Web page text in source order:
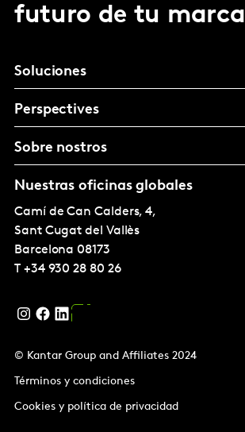
futuro de tu marca
Soluciones
Perspectives
Sobre nostros
Nuestras oficinas globales
Camí de Can Calders, 4,
Sant Cugat del Vallès
Barcelona 08173
T +34 930 28 80 26
© Kantar Group and Affiliates 2024
Términos y condiciones
Cookies y política de privacidad